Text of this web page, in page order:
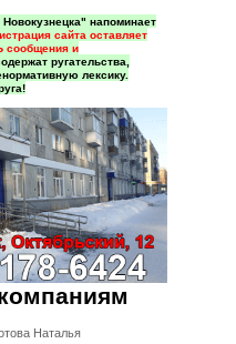
напоминает
сайта оставляет
сообщения и
ругательства,
лексику.
Наталья